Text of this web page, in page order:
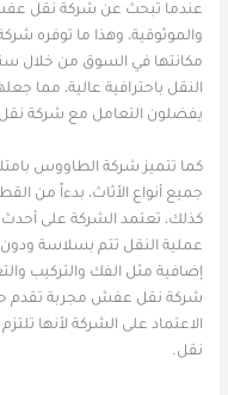
عندما تبحث عن شركة نقل عفش
والموثوقية، وهذا ما توفره
مكانتها في السوق من خلال
النقل باحترافية عالية، مما
يفضلون التعامل مع شركة
كما تتميز شركة الطاووس
جميع أنواع الأثاث، بدءاً من
كذلك، تعتمد الشركة على
عملية النقل تتم بسلاسة
إضافية مثل الفك والتركيب
شركة نقل عفش مجربة تقدم
الاعتماد على الشركة لأنها
نقل.